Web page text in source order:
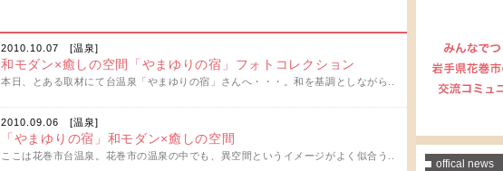
2010.10.07 [温泉]
和モダン×癒しの空間「やまゆりの宿」フォトコレクション
本日、とある取材にて台温泉「やまゆりの宿」さんへ・・・。和を基調としながら..
2010.09.06 [温泉]
「やまゆりの宿」和モダン×癒しの空間
ここは花巻市台温泉。花巻市の温泉の中でも、異空間というイメージがよく似合う..
offical news